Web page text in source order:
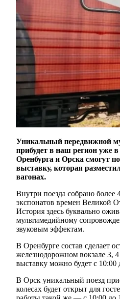
Уникальный передвижной
прибудет в наш регион уже
Оренбурга и Орска смогут
выставку, которая
вагонах.
Внутри поезда собрано более
экспонатов времен Великой
История здесь буквально
мультимедийному
звуковым эффектам.
В Оренбурге состав сделает
железнодорожном вокзале 3,
выставку можно будет с 10:00
В Орск уникальный поезд
колесах будет открыт для